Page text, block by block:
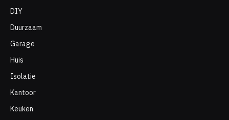
DIY
Duurzaam
Garage
Huis
Isolatie
Kantoor
Keuken